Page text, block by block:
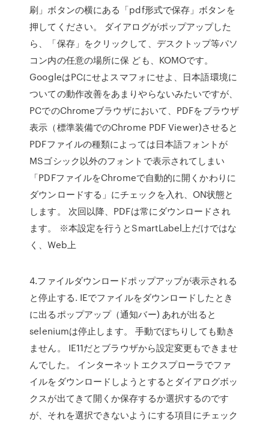
刷」ボタンの横にある「pdf形式で保存」ボタンを
押してください。 ダイアログがポップアップした
ら、「保存」をクリックして、デスクトップ等パソ
コン内の任意の場所に保 ども、KOMOです。
GoogleはPCにせよスマフォにせよ、日本語環境に
ついての動作改善をあまりやらないみたいですが、
PCでのChromeブラウザにおいて、PDFをブラウザ
表示（標準装備でのChrome PDF Viewer)させると
PDFファイルの種類によっては日本語フォントが
MSゴシック以外のフォントで表示されてしまい
「PDFファイルをChromeで自動的に開くかわりに
ダウンロードする」にチェックを入れ、ON状態と
します。 次回以降、PDFは常にダウンロードされ
ます。 ※本設定を行うとSmartLabel上だけではな
く、Web上
4.ファイルダウンロードポップアップが表示される
と停止する. IEでファイルをダウンロードしたとき
に出るポップアップ（通知バー) あれが出ると
seleniumは停止します。 手動でぽちりしても動き
ません。 IE11だとブラウザから設定変更もできませ
んでした。 インターネットエクスプローラでファ
イルをダウンロードしようとするとダイアログボッ
クスが出てきて開くか保存するか選択するのです
が、それを選択できないようにする項目にチェック